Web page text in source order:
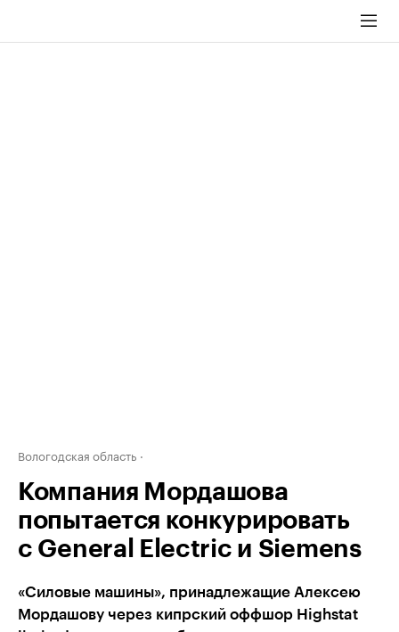
Вологодская область
Компания Мордашова
попытается конкурировать
с General Electric и Siemens
«Силовые машины», принадлежащие Алексею
Мордашову через кипрский оффшор Highstat